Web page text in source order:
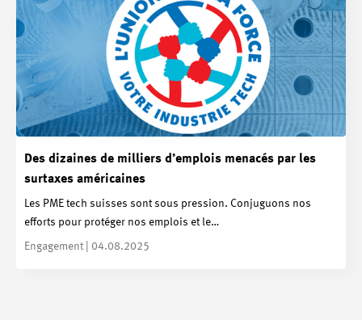
Des dizaines de milliers d’emplois menacés par les
surtaxes américaines
Les PME tech suisses sont sous pression. Conjuguons nos
efforts pour protéger nos emplois et le…
Engagement | 04.08.2025